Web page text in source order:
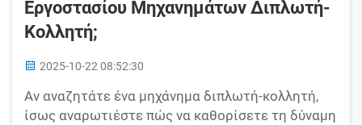
Εργοστασίου Μηχανημάτων Διπλωτή-
Κολλητή;
2025-10-22 08:52:30
Αν αναζητάτε ένα μηχάνημα διπλωτή-κολλητή,
ίσως αναρωτιέστε πώς να καθορίσετε τη δύναμη